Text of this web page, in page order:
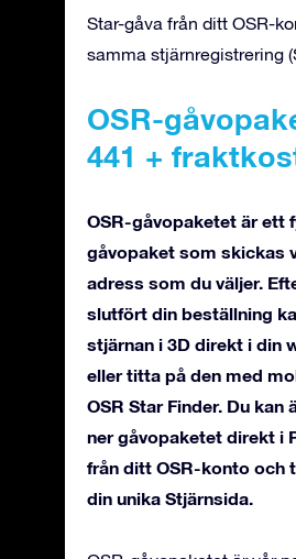
Star-gåva från ditt OSR-
samma stjärnregistrering
OSR-
441 +
OSR-gåvopaketet är ett
gåvopaket som skickas
adress som du väljer.
slutfört din beställning
stjärnan i 3D direkt i din
eller titta på den med
OSR Star Finder. Du kan
ner gåvopaketet direkt i
från ditt OSR-konto och
din unika Stjärnsida.